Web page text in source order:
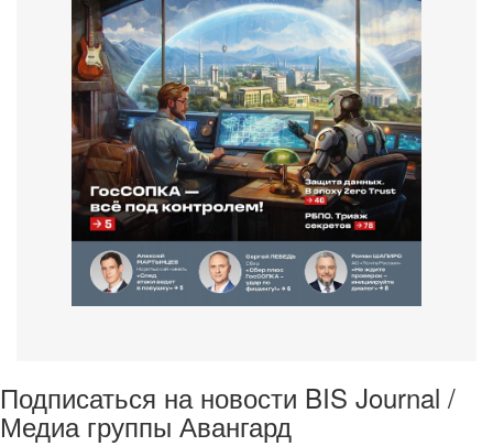
Подписаться на новости BIS Journal /
Медиа группы Авангард